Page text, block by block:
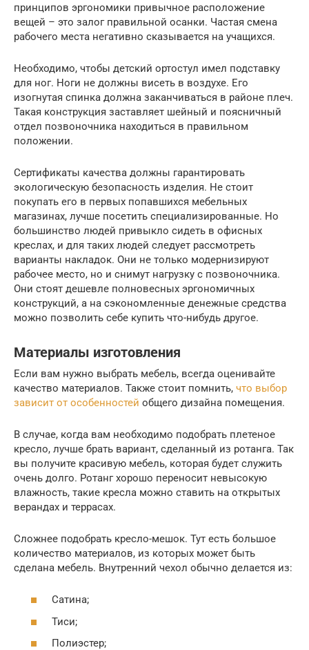
принципов эргономики привычное расположение
вещей – это залог правильной осанки. Частая смена
рабочего места негативно сказывается на учащихся.
Необходимо, чтобы детский ортостул имел подставку
для ног. Ноги не должны висеть в воздухе. Его
изогнутая спинка должна заканчиваться в районе плеч.
Такая конструкция заставляет шейный и поясничный
отдел позвоночника находиться в правильном
положении.
Сертификаты качества должны гарантировать
экологическую безопасность изделия. Не стоит
покупать его в первых попавшихся мебельных
магазинах, лучше посетить специализированные. Но
большинство людей привыкло сидеть в офисных
креслах, и для таких людей следует рассмотреть
варианты накладок. Они не только модернизируют
рабочее место, но и снимут нагрузку с позвоночника.
Они стоят дешевле полновесных эргономичных
конструкций, а на сэкономленные денежные средства
можно позволить себе купить что-нибудь другое.
Материалы изготовления
Если вам нужно выбрать мебель, всегда оценивайте
качество материалов. Также стоит помнить, что выбор
зависит от особенностей общего дизайна помещения.
В случае, когда вам необходимо подобрать плетеное
кресло, лучше брать вариант, сделанный из ротанга. Так
вы получите красивую мебель, которая будет служить
очень долго. Ротанг хорошо переносит невысокую
влажность, такие кресла можно ставить на открытых
верандах и террасах.
Сложнее подобрать кресло-мешок. Тут есть большое
количество материалов, из которых может быть
сделана мебель. Внутренний чехол обычно делается из:
Сатина;
Тиси;
Полиэстер;